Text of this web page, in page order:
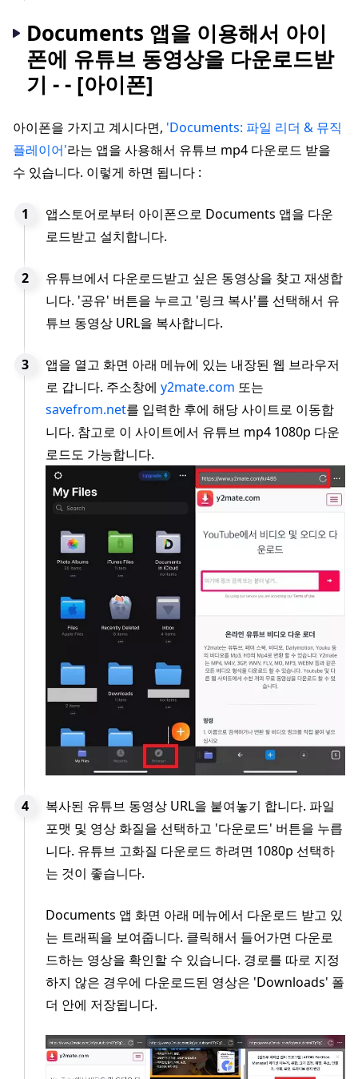
Documents 앱을 이용해서 아이
폰에 유튜브 동영상을 다운로드받
기 - - [아이폰]
아이폰을 가지고 계시다면, 'Documents: 파일 리더 & 뮤직
플레이어'라는 앱을 사용해서 유튜브 mp4 다운로드 받을
수 있습니다. 이렇게 하면 됩니다 :
앱스토어로부터 아이폰으로 Documents 앱을 다운
로드받고 설치합니다.
유튜브에서 다운로드받고 싶은 동영상을 찾고 재생합
니다. '공유' 버튼을 누르고 '링크 복사'를 선택해서 유
튜브 동영상 URL을 복사합니다.
앱을 열고 화면 아래 메뉴에 있는 내장된 웹 브라우저
로 갑니다. 주소창에 y2mate.com 또는
savefrom.net를 입력한 후에 해당 사이트로 이동합
니다. 참고로 이 사이트에서 유튜브 mp4 1080p 다운
로드도 가능합니다.
복사된 유튜브 동영상 URL을 붙여놓기 합니다. 파일
포맷 및 영상 화질을 선택하고 '다운로드' 버튼을 누릅
니다. 유튜브 고화질 다운로드 하려면 1080p 선택하
는 것이 좋습니다.
Documents 앱 화면 아래 메뉴에서 다운로드 받고 있
는 트래픽을 보여줍니다. 클릭해서 들어가면 다운로
드하는 영상을 확인할 수 있습니다. 경로를 따로 지정
하지 않은 경우에 다운로드된 영상은 'Downloads' 폴
더 안에 저장됩니다.